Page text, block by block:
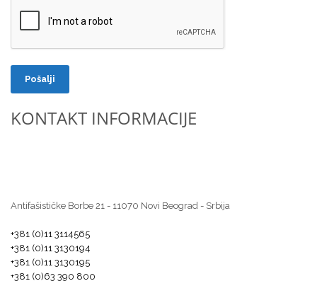
Pošalji
KONTAKT INFORMACIJE
Antifašističke Borbe 21 - 11070 Novi Beograd - Srbija
+381 (0)11 3114565
+381 (0)11 3130194
+381 (0)11 3130195
+381 (0)63 390 800